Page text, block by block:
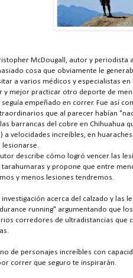
McDougall, autor y
cosa que obviamente le
a varios médicos y especialistas
y mejor practicar otro deporte de
empeñado en correr. Fue así
que al parecer habían
barrancas del cobre en Chihuahua
a velocidades increíbles, en
lesionarse.
describe cómo logró vencer las
y propone que entre
y menos lesiones tendremos.
acerca del calzado y las
running" argumentando que
corredores de ultradistancias que
de personajes increíbles con
correr que seguro te inspirarán.